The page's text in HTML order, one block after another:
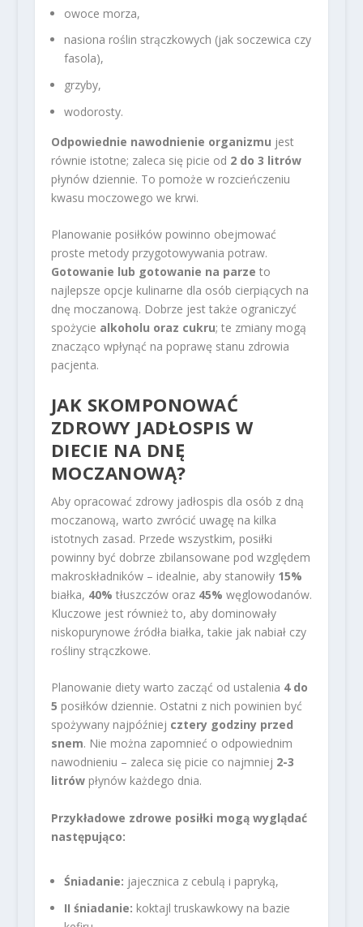
owoce morza,
nasiona roślin strączkowych (jak soczewica czy
fasola),
grzyby,
wodorosty.
Odpowiednie nawodnienie organizmu jest
równie istotne; zaleca się picie od 2 do 3 litrów
płynów dziennie. To pomoże w rozcieńczeniu
kwasu moczowego we krwi.
Planowanie posiłków powinno obejmować
proste metody przygotowywania potraw.
Gotowanie lub gotowanie na parze to
najlepsze opcje kulinarne dla osób cierpiących na
dnę moczanową. Dobrze jest także ograniczyć
spożycie alkoholu oraz cukru; te zmiany mogą
znacząco wpłynąć na poprawę stanu zdrowia
pacjenta.
JAK SKOMPONOWAĆ
ZDROWY JADŁOSPIS W
DIECIE NA DNĘ
MOCZANOWĄ?
Aby opracować zdrowy jadłospis dla osób z dną
moczanową, warto zwrócić uwagę na kilka
istotnych zasad. Przede wszystkim, posiłki
powinny być dobrze zbilansowane pod względem
makroskładników – idealnie, aby stanowiły 15%
białka, 40% tłuszczów oraz 45% węglowodanów.
Kluczowe jest również to, aby dominowały
niskopurynowe źródła białka, takie jak nabiał czy
rośliny strączkowe.
Planowanie diety warto zacząć od ustalenia 4 do
5 posiłków dziennie. Ostatni z nich powinien być
spożywany najpóźniej cztery godziny przed
snem. Nie można zapomnieć o odpowiednim
nawodnieniu – zaleca się picie co najmniej 2-3
litrówpłynów każdego dnia.
Przykładowe zdrowe posiłki mogą wyglądać
następująco:
Śniadanie: jajecznica z cebulą i papryką,
II śniadanie: koktajl truskawkowy na bazie